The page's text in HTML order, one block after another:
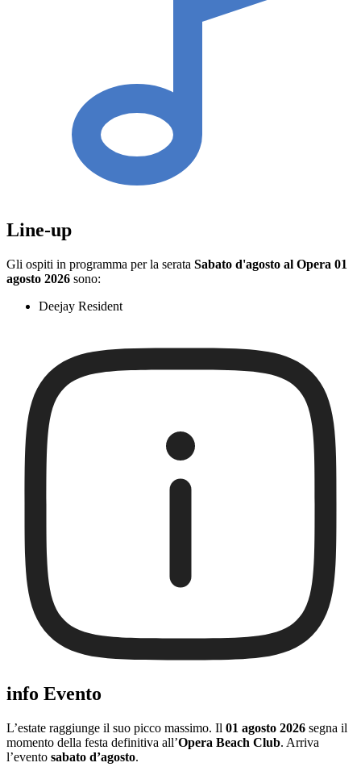
Line-up
Gli ospiti in programma per la serata Sabato d'agosto al Opera 01
agosto 2026 sono:
Deejay Resident
info Evento
L’estate raggiunge il suo picco massimo. Il 01 agosto 2026 segna il
momento della festa definitiva all’Opera Beach Club. Arriva
l’evento sabato d’agosto.